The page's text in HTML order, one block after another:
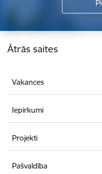
Kājene
Ātrās saites
Vakances
Iepirkumi
Projekti
Pašvaldība